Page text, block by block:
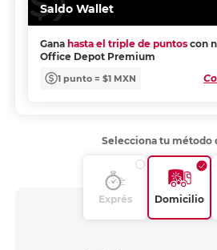
Saldo Wallet
Gana hasta el triple de puntos con
Office Depot Premium
1 punto = $1 MXN
Selecciona tu método
Exprés Domicilio